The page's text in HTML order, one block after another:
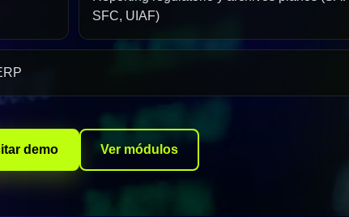
SFC, UIAF)
demo Ver módulos